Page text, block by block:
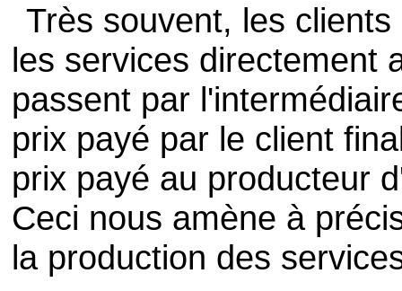
Très souvent, les
les services directement
passent par
prix payé par le client
prix payé au producteur
Ceci nous amène à
la production des